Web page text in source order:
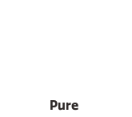
Pure